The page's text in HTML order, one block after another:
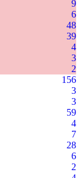
9
6
48
39
4
3
2
156
3
3
59
4
7
28
6
2